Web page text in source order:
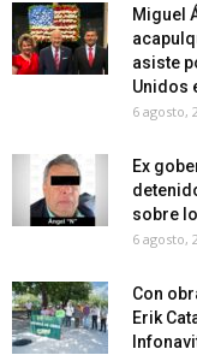
Miguel
asiste
Unidos
6 agosto,
Ex
sobre
6 agosto,
Con
Erik